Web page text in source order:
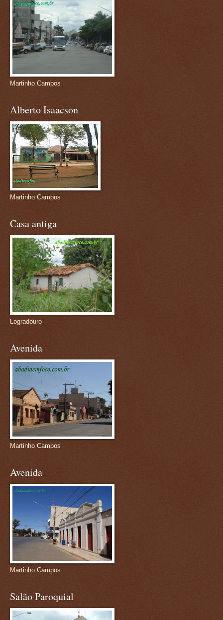
Martinho Campos
Alberto Isaacson
Martinho Campos
Casa antiga
Logradouro
Avenida
Martinho Campos
Avenida
Martinho Campos
Salão Paroquial